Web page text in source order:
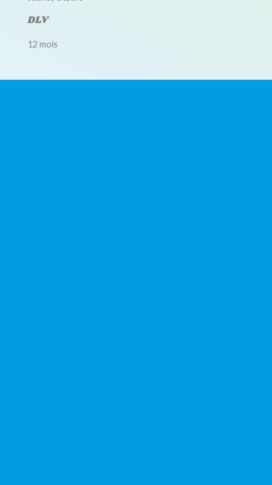
DLV
12 mois